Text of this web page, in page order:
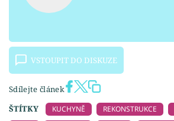
VSTOUPIT DO DISKUZE
Sdílejte článek
ŠTÍTKY
KUCHYNĚ REKONSTRUKCE